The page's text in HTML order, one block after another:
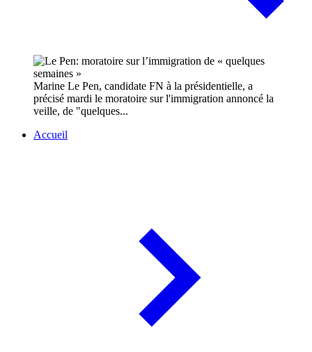
Marine Le Pen, candidate FN à la présidentielle, a
précisé mardi le moratoire sur l'immigration annoncé la
veille, de "quelques...
Accueil